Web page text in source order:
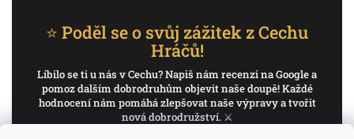
⭐ Poděl se o svůj zážitek z Cechu
Hráčů!
Líbilo se ti u nás v Cechu? Napiš nám recenzi na Google a
pomoz dalším dobrodruhům objevit naše doupě! Každé
hodnocení nám pomáhá zlepšovat naše výpravy a tvořit
nová dobrodružství. ⚔️